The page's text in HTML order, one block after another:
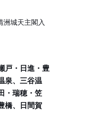
洲城天主閣入
戸・日進・豊
泉、三谷温
・瑞穂・笠
橋、日間賀